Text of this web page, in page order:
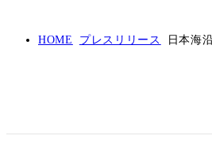
HOME プレスリリース 日本海